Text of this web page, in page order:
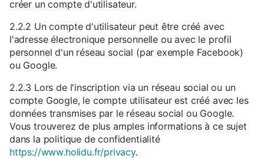
créer un compte d'utilisateur.
2.2.2 Un compte d'utilisateur peut être créé avec
l'adresse électronique personnelle ou avec le profil
personnel d'un réseau social (par exemple Facebook)
ou Google.
2.2.3 Lors de l'inscription via un réseau social ou un
compte Google, le compte utilisateur est créé avec les
données transmises par le réseau social ou Google.
Vous trouverez de plus amples informations à ce sujet
dans la politique de confidentialité
https://www.holidu.fr/privacy.